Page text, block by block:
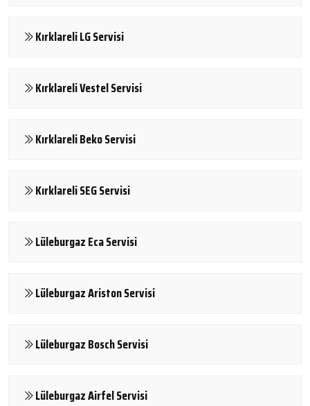
Kırklareli LG Servisi
Kırklareli Vestel Servisi
Kırklareli Beko Servisi
Kırklareli SEG Servisi
Lüleburgaz Eca Servisi
Lüleburgaz Ariston Servisi
Lüleburgaz Bosch Servisi
Lüleburgaz Airfel Servisi